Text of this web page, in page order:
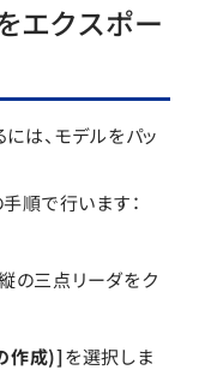
エクスポー
は、モデルをパッ
順で行います：
の三点リーダをク
作成)]を選択しま